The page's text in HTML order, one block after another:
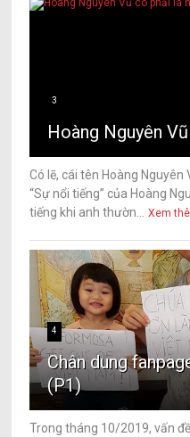
3
Hoàng Nguyên
Có lẽ, cái tên Hoàng
“Sự nổi tiếng” của Hoàng
tiếng khi anh thườn... Xem
4
Chân dung
(P1)
Trong tháng 10/2019, vấn